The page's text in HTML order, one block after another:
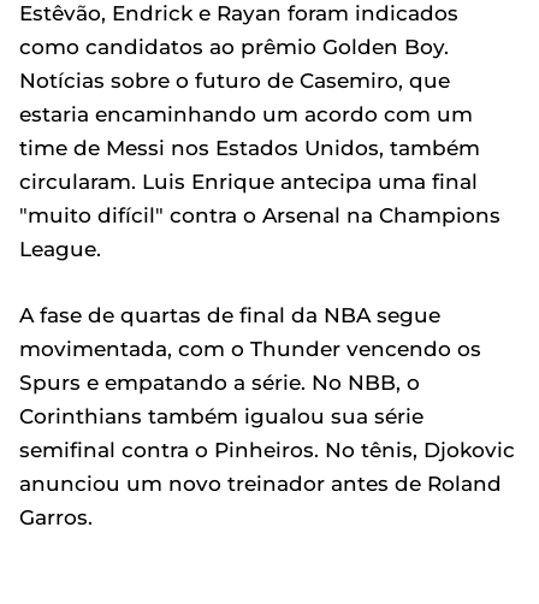
Estêvão, Endrick e Rayan foram indicados
como candidatos ao prêmio Golden Boy.
Notícias sobre o futuro de Casemiro, que
estaria encaminhando um acordo com um
time de Messi nos Estados Unidos, também
circularam. Luis Enrique antecipa uma final
"muito difícil" contra o Arsenal na Champions
League.
A fase de quartas de final da NBA segue
movimentada, com o Thunder vencendo os
Spurs e empatando a série. No NBB, o
Corinthians também igualou sua série
semifinal contra o Pinheiros. No tênis, Djokovic
anunciou um novo treinador antes de Roland
Garros.